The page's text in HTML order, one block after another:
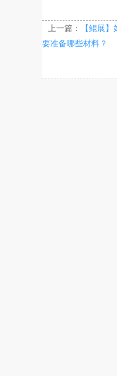
上一篇： 【鲲展
要准备哪些材料？